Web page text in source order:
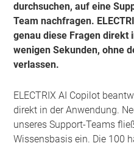
durchsuchen, auf eine
Team nachfragen.
genau diese Fragen direkt
wenigen Sekunden, ohne
verlassen.
ELECTRIX AI Copilot
direkt in der Anwendung.
unseres Support-Teams
Wissensbasis ein. Die 100